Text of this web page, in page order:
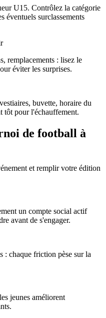
U15. Contrôlez la catégorie
éventuels surclassements
remplacements : lisez le
éviter les surprises.
buvette, horaire du
tôt pour l'échauffement.
de football à
et remplir votre édition
un compte social actif
avant de s'engager.
: chaque friction pèse sur la
jeunes améliorent